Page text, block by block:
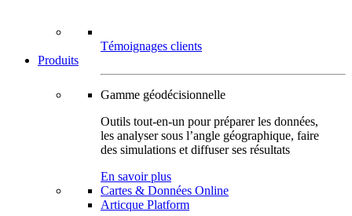
Témoignages clients
Produits
Gamme géodécisionnelle
Outils tout-en-un pour préparer les données,
les analyser sous l’angle géographique, faire
des simulations et diffuser ses résultats
En savoir plus
Cartes & Données Online
Articque Platform